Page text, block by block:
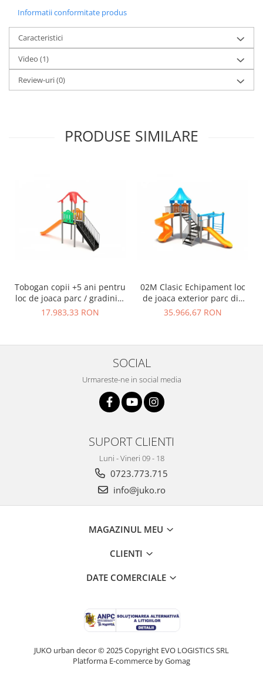
Informatii conformitate produs
Caracteristici
Video (1)
Review-uri(0)
PRODUSE SIMILARE
Tobogan copii +5 ani pentru
loc de joaca parc / gradinita
- 01M
17.983,33 RON
02M Clasic Echipament loc
de joaca exterior parc din
metal cu Scara 2 Tobogane
35.966,67 RON
SOCIAL
Urmareste-ne in social media
SUPORT CLIENTI
Luni - Vineri 09 - 18
0723.773.715
info@juko.ro
MAGAZINUL MEU
CLIENTI
DATE COMERCIALE
JUKO urban decor © 2025 Copyright EVO LOGISTICS SRL
Platforma E-commerce by Gomag